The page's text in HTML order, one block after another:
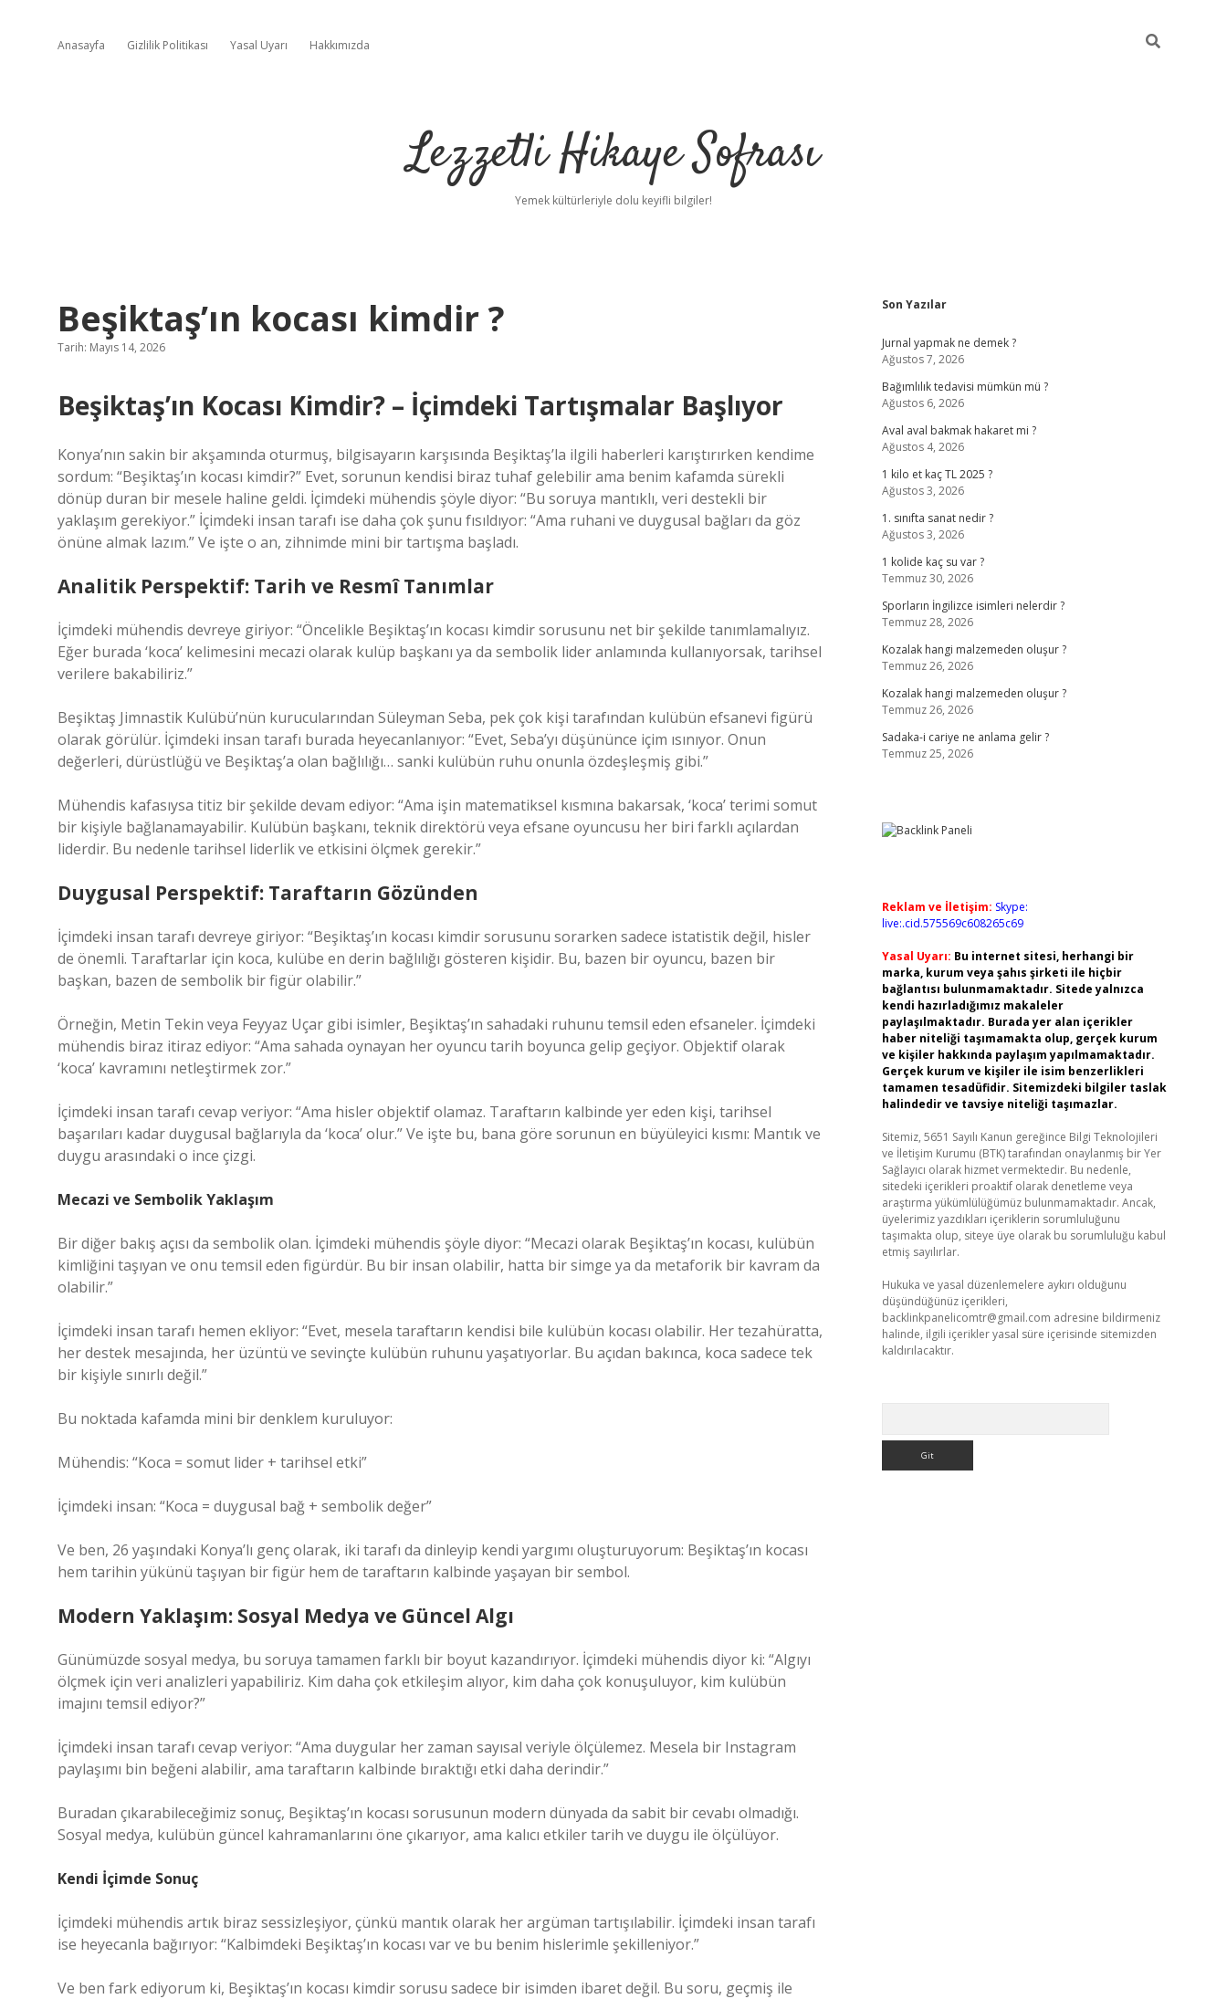
Anasayfa Gizlilik Politikası Yasal Uyarı Hakkımızda
Lezzetli Hikaye Sofrası
Yemek kültürleriyle dolu keyifli bilgiler!
Beşiktaş’ın kocası kimdir ?
Tarih: Mayıs 14, 2026
Beşiktaş’ın Kocası Kimdir? – İçimdeki Tartışmalar Başlıyor
Konya’nın sakin bir akşamında oturmuş, bilgisayarın karşısında Beşiktaş’la ilgili haberleri karıştırırken kendime
sordum: “Beşiktaş’ın kocası kimdir?” Evet, sorunun kendisi biraz tuhaf gelebilir ama benim kafamda sürekli
dönüp duran bir mesele haline geldi. İçimdeki mühendis şöyle diyor: “Bu soruya mantıklı, veri destekli bir
yaklaşım gerekiyor.” İçimdeki insan tarafı ise daha çok şunu fısıldıyor: “Ama ruhani ve duygusal bağları da göz
önüne almak lazım.” Ve işte o an, zihnimde mini bir tartışma başladı.
Analitik Perspektif: Tarih ve Resmî Tanımlar
İçimdeki mühendis devreye giriyor: “Öncelikle Beşiktaş’ın kocası kimdir sorusunu net bir şekilde tanımlamalıyız.
Eğer burada ‘koca’ kelimesini mecazi olarak kulüp başkanı ya da sembolik lider anlamında kullanıyorsak, tarihsel
verilere bakabiliriz.”
Beşiktaş Jimnastik Kulübü’nün kurucularından Süleyman Seba, pek çok kişi tarafından kulübün efsanevi figürü
olarak görülür. İçimdeki insan tarafı burada heyecanlanıyor: “Evet, Seba’yı düşününce içim ısınıyor. Onun
değerleri, dürüstlüğü ve Beşiktaş’a olan bağlılığı… sanki kulübün ruhu onunla özdeşleşmiş gibi.”
Mühendis kafasıysa titiz bir şekilde devam ediyor: “Ama işin matematiksel kısmına bakarsak, ‘koca’ terimi somut
bir kişiyle bağlanamayabilir. Kulübün başkanı, teknik direktörü veya efsane oyuncusu her biri farklı açılardan
liderdir. Bu nedenle tarihsel liderlik ve etkisini ölçmek gerekir.”
Duygusal Perspektif: Taraftarın Gözünden
İçimdeki insan tarafı devreye giriyor: “Beşiktaş’ın kocası kimdir sorusunu sorarken sadece istatistik değil, hisler
de önemli. Taraftarlar için koca, kulübe en derin bağlılığı gösteren kişidir. Bu, bazen bir oyuncu, bazen bir
başkan, bazen de sembolik bir figür olabilir.”
Örneğin, Metin Tekin veya Feyyaz Uçar gibi isimler, Beşiktaş’ın sahadaki ruhunu temsil eden efsaneler. İçimdeki
mühendis biraz itiraz ediyor: “Ama sahada oynayan her oyuncu tarih boyunca gelip geçiyor. Objektif olarak
‘koca’ kavramını netleştirmek zor.”
İçimdeki insan tarafı cevap veriyor: “Ama hisler objektif olamaz. Taraftarın kalbinde yer eden kişi, tarihsel
başarıları kadar duygusal bağlarıyla da ‘koca’ olur.” Ve işte bu, bana göre sorunun en büyüleyici kısmı: Mantık ve
duygu arasındaki o ince çizgi.
Mecazi ve Sembolik Yaklaşım
Bir diğer bakış açısı da sembolik olan. İçimdeki mühendis şöyle diyor: “Mecazi olarak Beşiktaş’ın kocası, kulübün
kimliğini taşıyan ve onu temsil eden figürdür. Bu bir insan olabilir, hatta bir simge ya da metaforik bir kavram da
olabilir.”
İçimdeki insan tarafı hemen ekliyor: “Evet, mesela taraftarın kendisi bile kulübün kocası olabilir. Her tezahüratta,
her destek mesajında, her üzüntü ve sevinçte kulübün ruhunu yaşatıyorlar. Bu açıdan bakınca, koca sadece tek
bir kişiyle sınırlı değil.”
Bu noktada kafamda mini bir denklem kuruluyor:
Mühendis: “Koca = somut lider + tarihsel etki”
İçimdeki insan: “Koca = duygusal bağ + sembolik değer”
Ve ben, 26 yaşındaki Konya’lı genç olarak, iki tarafı da dinleyip kendi yargımı oluşturuyorum: Beşiktaş’ın kocası
hem tarihin yükünü taşıyan bir figür hem de taraftarın kalbinde yaşayan bir sembol.
Modern Yaklaşım: Sosyal Medya ve Güncel Algı
Günümüzde sosyal medya, bu soruya tamamen farklı bir boyut kazandırıyor. İçimdeki mühendis diyor ki: “Algıyı
ölçmek için veri analizleri yapabiliriz. Kim daha çok etkileşim alıyor, kim daha çok konuşuluyor, kim kulübün
imajını temsil ediyor?”
İçimdeki insan tarafı cevap veriyor: “Ama duygular her zaman sayısal veriyle ölçülemez. Mesela bir Instagram
paylaşımı bin beğeni alabilir, ama taraftarın kalbinde bıraktığı etki daha derindir.”
Buradan çıkarabileceğimiz sonuç, Beşiktaş’ın kocası sorusunun modern dünyada da sabit bir cevabı olmadığı.
Sosyal medya, kulübün güncel kahramanlarını öne çıkarıyor, ama kalıcı etkiler tarih ve duygu ile ölçülüyor.
Kendi İçimde Sonuç
İçimdeki mühendis artık biraz sessizleşiyor, çünkü mantık olarak her argüman tartışılabilir. İçimdeki insan tarafı
ise heyecanla bağırıyor: “Kalbimdeki Beşiktaş’ın kocası var ve bu benim hislerimle şekilleniyor.”
Ve ben fark ediyorum ki, Beşiktaş’ın kocası kimdir sorusu sadece bir isimden ibaret değil. Bu soru, geçmiş ile
Sidebar
Son Yazılar
Jurnal yapmak ne demek ?
Ağustos 7, 2026
Bağımlılık tedavisi mümkün mü ?
Ağustos 6, 2026
Aval aval bakmak hakaret mi ?
Ağustos 4, 2026
1 kilo et kaç TL 2025 ?
Ağustos 3, 2026
1. sınıfta sanat nedir ?
Ağustos 3, 2026
1 kolide kaç su var ?
Temmuz 30, 2026
Sporların İngilizce isimleri nelerdir ?
Temmuz 28, 2026
Kozalak hangi malzemeden oluşur ?
Temmuz 26, 2026
Kozalak hangi malzemeden oluşur ?
Temmuz 26, 2026
Sadaka-i cariye ne anlama gelir ?
Temmuz 25, 2026
Reklam ve İletişim: Skype:
live:.cid.575569c608265c69
Yasal Uyarı: Bu internet sitesi, herhangi bir
marka, kurum veya şahıs şirketi ile hiçbir
bağlantısı bulunmamaktadır. Sitede yalnızca
kendi hazırladığımız makaleler
paylaşılmaktadır. Burada yer alan içerikler
haber niteliği taşımamakta olup, gerçek kurum
ve kişiler hakkında paylaşım yapılmamaktadır.
Gerçek kurum ve kişiler ile isim benzerlikleri
tamamen tesadüfidir. Sitemizdeki bilgiler taslak
halindedir ve tavsiye niteliği taşımazlar.
Sitemiz, 5651 Sayılı Kanun gereğince Bilgi Teknolojileri
ve İletişim Kurumu (BTK) tarafından onaylanmış bir Yer
Sağlayıcı olarak hizmet vermektedir. Bu nedenle,
sitedeki içerikleri proaktif olarak denetleme veya
araştırma yükümlülüğümüz bulunmamaktadır. Ancak,
üyelerimiz yazdıkları içeriklerin sorumluluğunu
taşımakta olup, siteye üye olarak bu sorumluluğu kabul
etmiş sayılırlar.
Hukuka ve yasal düzenlemelere aykırı olduğunu
düşündüğünüz içerikleri,
backlinkpanelicomtr@gmail.com adresine bildirmeniz
halinde, ilgili içerikler yasal süre içerisinde sitemizden
kaldırılacaktır.